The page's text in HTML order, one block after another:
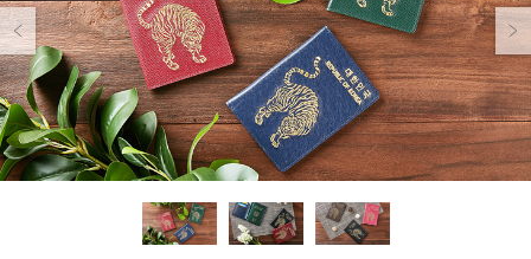
Previous Next